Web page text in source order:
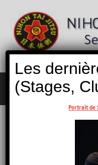
contenu
Jitsu
Défense
MENU
CENTRE CULTUREL
Les
(Stages,
Portrait de